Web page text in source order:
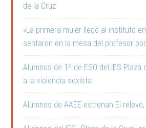
de la Cruz
«La primera mujer llegó al instituto
sentaron en la mesa del profesor
Alumnos de 1º de ESO del IES Plaza
a la violencia sexista
Alumnos de AAEE estrenan El